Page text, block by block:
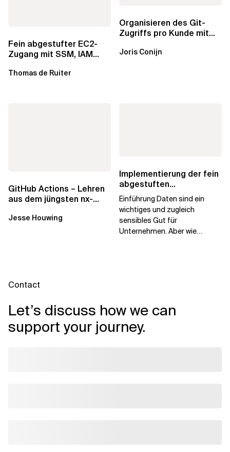
Fein abgestufter EC2-
Zugang mit SSM, IAM
Thomas de Ruiter
Organisieren des Git-
Zugriffs pro Kunde mit
Joris Conijn
GitHub Actions – Lehren
aus dem jüngsten nx-
Jesse Houwing
Implementierung der fein
abgestuften
Autorisierung in
Databricks Unity Catalog
Einführung Daten sind ein
wichtiges und zugleich
sensibles Gut für
Unternehmen. Aber wie
Contact
Let’s discuss how we can
support your journey.